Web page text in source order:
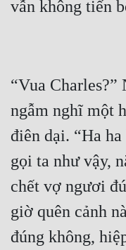
“Vua Charles?”
ngẫm nghĩ một
điên dại. “Ha
gọi ta như vậy,
chết vợ ngươi
giờ quên cảnh